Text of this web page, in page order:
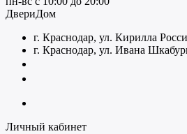
ДвериДом
г. Краснодар, ул. Кирилла
г. Краснодар, ул. Ивана
Личный кабинет